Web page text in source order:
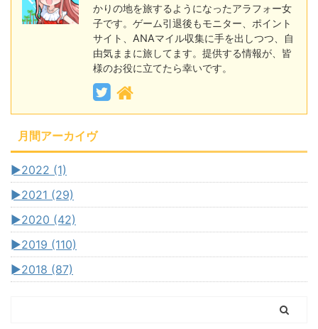
かりの地を旅するようになったアラフォー女
子です。ゲーム引退後もモニター、ポイント
サイト、ANAマイル収集に手を出しつつ、自
由気ままに旅してます。提供する情報が、皆
様のお役に立てたら幸いです。
月間アーカイヴ
►2022 (1)
►2021 (29)
►2020 (42)
►2019 (110)
►2018 (87)